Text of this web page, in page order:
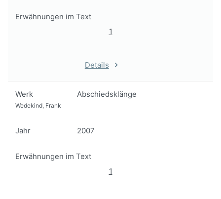
Erwähnungen im Text
1
Details
Werk Abschiedsklänge
Wedekind, Frank
Jahr 2007
Erwähnungen im Text
1